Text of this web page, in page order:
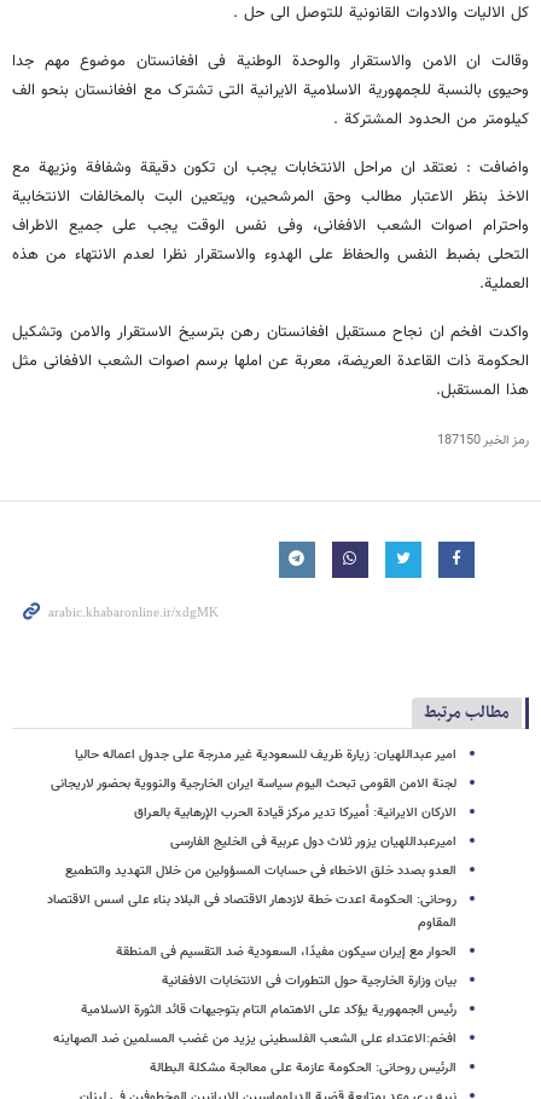
کل الالیات والادوات القانونیة للتوصل الی حل .
وقالت ان الامن والاستقرار والوحدة الوطنیة فی افغانستان موضوع مهم جدا
وحیوی بالنسبة للجمهوریة الاسلامیة الایرانیة التی تشترک مع افغانستان بنحو الف
کیلومتر من الحدود المشترکة .
واضافت : نعتقد ان مراحل الانتخابات یجب ان تکون دقیقة وشفافة ونزیهة مع
الاخذ بنظر الاعتبار مطالب وحق المرشحین، ویتعین البت بالمخالفات الانتخابیة
واحترام اصوات الشعب الافغانی، وفی نفس الوقت یجب علی جمیع الاطراف
التحلی بضبط النفس والحفاظ علی الهدوء والاستقرار نظرا لعدم الانتهاء من هذه
العملیة.
واکدت افخم ان نجاح مستقبل افغانستان رهن بترسیخ الاستقرار والامن وتشکیل
الحکومة ذات القاعدة العریضة، معربة عن املها برسم اصوات الشعب الافغانی مثل
هذا المستقبل.
رمز الخبر187150
مطالب مرتبط
امیر عبداللهیان: زیارة ظریف للسعودیة غیر مدرجة علی جدول اعماله حالیا
لجنة الامن القومی تبحث الیوم سیاسة ایران الخارجیة والنوویة بحضور لاریجانی
الارکان الایرانیة: أمیرکا تدیر مرکز قیادة الحرب الإرهابیة بالعراق
امیرعبداللهیان یزور ثلاث دول عربیة فی الخلیج الفارسی
العدو بصدد خلق الاخطاء فی حسابات المسؤولین من خلال التهدید والتطمیع
روحانی: الحکومة اعدت خطة لازدهار الاقتصاد فی البلاد بناء علی اسس الاقتصاد
المقاوم
الحوار مع إیران سیکون مفیدًا، السعودیة ضد التقسیم فی المنطقة
بیان وزارة الخارجیة حول التطورات فی الانتخابات الافغانیة
رئیس الجمهوریة یؤکد علی الاهتمام التام بتوجیهات قائد الثورة الاسلامیة
افخم:الاعتداء علی الشعب الفلسطینی یزید من غضب المسلمین ضد الصهاینه
الرئیس روحانی: الحکومة عازمة علی معالجة مشکلة البطالة